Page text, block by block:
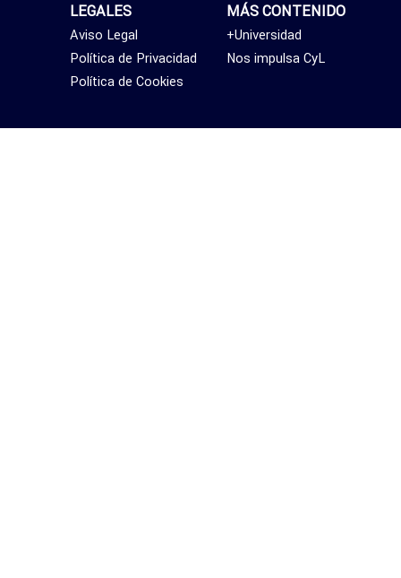
MÁS CONTENIDO
+Universidad
Nos impulsa CyL
LEGALES
Aviso Legal
Política de Privacidad
Política de Cookies